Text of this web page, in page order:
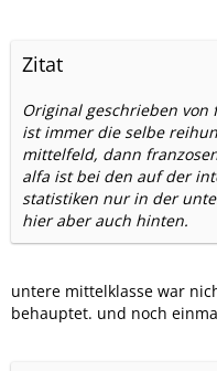
Zitat
Original geschrieben von
ist immer die selbe
mittelfeld, dann
alfa ist bei den auf der
statistiken nur in der
hier aber auch hinten.
untere mittelklasse war
behauptet. und noch